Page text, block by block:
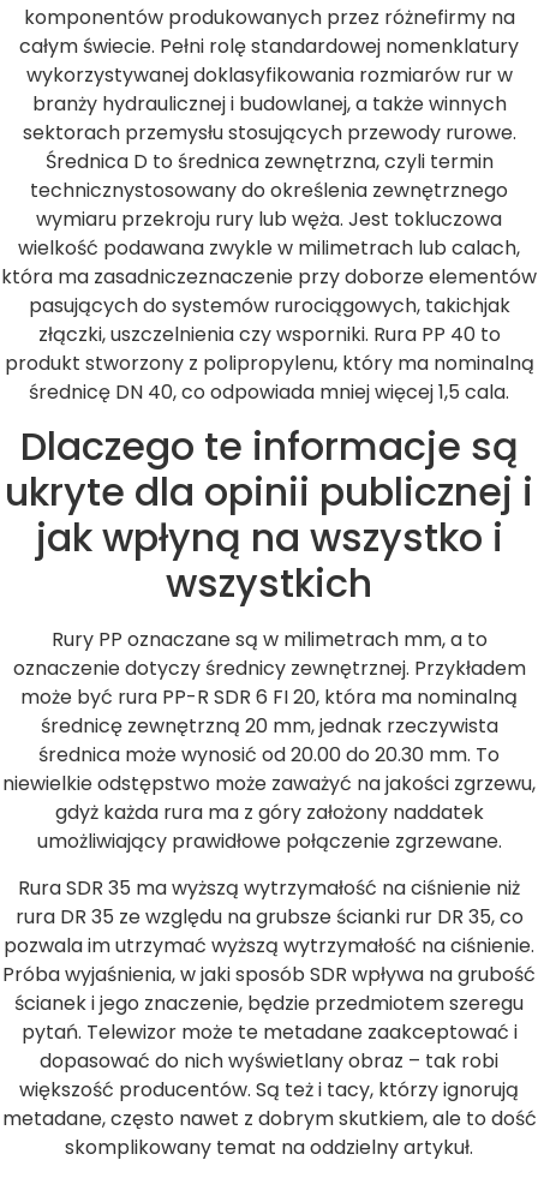
komponentów produkowanych przez różnefirmy na
całym świecie. Pełni rolę standardowej nomenklatury
wykorzystywanej doklasyfikowania rozmiarów rur w
branży hydraulicznej i budowlanej, a także winnych
sektorach przemysłu stosujących przewody rurowe.
Średnica D to średnica zewnętrzna, czyli termin
technicznystosowany do określenia zewnętrznego
wymiaru przekroju rury lub węża. Jest tokluczowa
wielkość podawana zwykle w milimetrach lub calach,
która ma zasadniczeznaczenie przy doborze elementów
pasujących do systemów rurociągowych, takichjak
złączki, uszczelnienia czy wsporniki. Rura PP 40 to
produkt stworzony z polipropylenu, który ma nominalną
średnicę DN 40, co odpowiada mniej więcej 1,5 cala.
Dlaczego te informacje są
ukryte dla opinii publicznej i
jak wpłyną na wszystko i
wszystkich
Rury PP oznaczane są w milimetrach mm, a to
oznaczenie dotyczy średnicy zewnętrznej. Przykładem
może być rura PP-R SDR 6 FI 20, która ma nominalną
średnicę zewnętrzną 20 mm, jednak rzeczywista
średnica może wynosić od 20.00 do 20.30 mm. To
niewielkie odstępstwo może zaważyć na jakości zgrzewu,
gdyż każda rura ma z góry założony naddatek
umożliwiający prawidłowe połączenie zgrzewane.
Rura SDR 35 ma wyższą wytrzymałość na ciśnienie niż
rura DR 35 ze względu na grubsze ścianki rur DR 35, co
pozwala im utrzymać wyższą wytrzymałość na ciśnienie.
Próba wyjaśnienia, w jaki sposób SDR wpływa na grubość
ścianek i jego znaczenie, będzie przedmiotem szeregu
pytań. Telewizor może te metadane zaakceptować i
dopasować do nich wyświetlany obraz – tak robi
większość producentów. Są też i tacy, którzy ignorują
metadane, często nawet z dobrym skutkiem, ale to dość
skomplikowany temat na oddzielny artykuł.